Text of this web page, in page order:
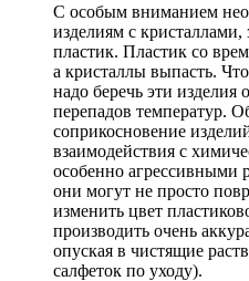
С особым вниманием
изделиям с
пластик. Пластик со
а кристаллы выпасть.
надо беречь эти изделия
перепадов температур.
соприкосновение
взаимодействия с
особенно агрессивными
они могут не просто
изменить цвет
производить очень
опуская в чистящие
салфеток по уходу).